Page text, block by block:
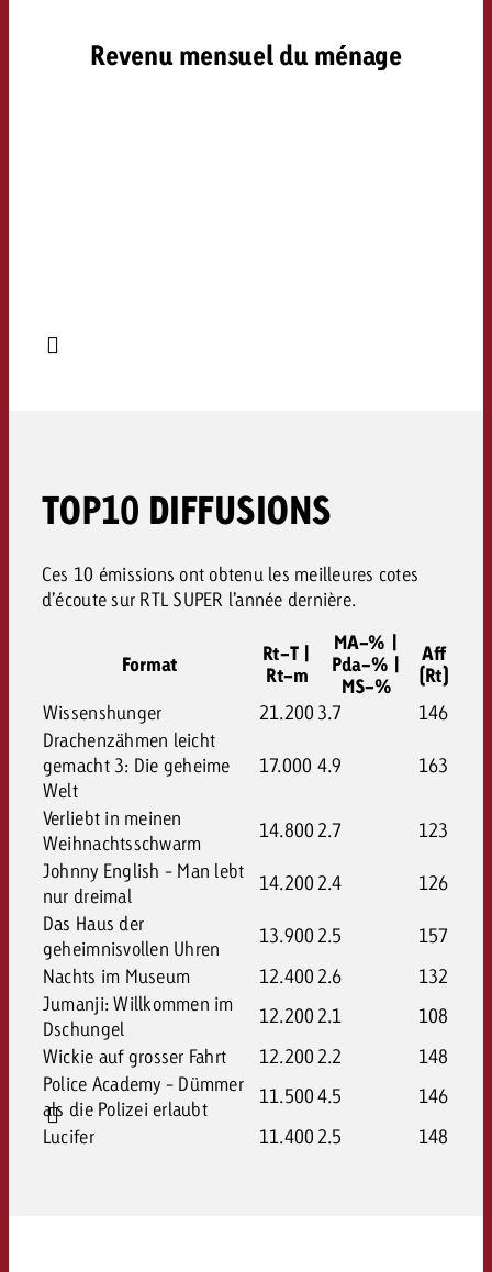
Revenu mensuel du ménage
TOP10 DIFFUSIONS
Ces 10 émissions ont obtenu les meilleures cotes
d’écoute sur RTL SUPER l’année dernière.
Format
Rt-T |
Rt-m
MA-% |
Pda-% |
MS-%
Aff
(Rt)
Wissenshunger 21.200 3.7
146
Drachenzähmen leicht
gemacht 3: Die geheime
Welt
17.000 4.9 163
Verliebt in meinen
Weihnachtsschwarm
14.800 2.7
123
Johnny English - Man lebt
nur dreimal
14.200 2.4
126
Das Haus der
geheimnisvollen Uhren
13.900 2.5
157
Nachts im Museum
12.400 2.6
132
Jumanji: Willkommen im
Dschungel
12.200 2.1
108
Wickie auf grosser Fahrt
12.200 2.2
148
Police Academy - Dümmer
als die Polizei erlaubt
11.5004.5
146
Lucifer
11.400 2.5 148